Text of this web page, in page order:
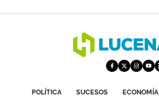
POLÍTICA SUCESOS ECONOMÍA